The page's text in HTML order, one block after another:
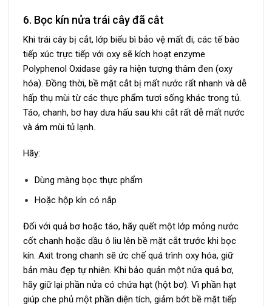
6. Bọc kín nửa trái cây đã cắt
Khi trái cây bị cắt, lớp biểu bì bảo vệ mất đi, các tế bào
tiếp xúc trực tiếp với oxy sẽ kích hoạt enzyme
Polyphenol Oxidase gây ra hiện tượng thâm đen (oxy
hóa). Đồng thời, bề mặt cắt bị mất nước rất nhanh và dễ
hấp thụ mùi từ các thực phẩm tươi sống khác trong tủ.
Táo, chanh, bơ hay dưa hấu sau khi cắt rất dễ mất nước
và ám mùi tủ lạnh.
Hãy:
Dùng màng bọc thực phẩm
Hoặc hộp kín có nắp
Đối với quả bơ hoặc táo, hãy quết một lớp mỏng nước
cốt chanh hoặc dầu ô liu lên bề mặt cắt trước khi bọc
kín. Axit trong chanh sẽ ức chế quá trình oxy hóa, giữ
bản màu đẹp tự nhiên. Khi bảo quản một nửa quả bơ,
hãy giữ lại phần nửa có chứa hạt (hột bơ). Vì phần hạt
giúp che phủ một phần diện tích, giảm bớt bề mặt tiếp